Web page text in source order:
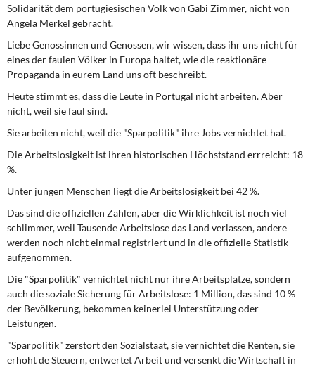
Kontakt
Solidarität dem portugiesischen Volk von Gabi Zimmer, nicht von
Angela Merkel gebracht.
Liebe Genossinnen und Genossen, wir wissen, dass ihr uns nicht für
eines der faulen Völker in Europa haltet, wie die reaktionäre
Propaganda in eurem Land uns oft beschreibt.
Heute stimmt es, dass die Leute in Portugal nicht arbeiten. Aber
nicht, weil sie faul sind.
Sie arbeiten nicht, weil die "Sparpolitik" ihre Jobs vernichtet hat.
Die Arbeitslosigkeit ist ihren historischen Höchststand errreicht: 18
%.
Unter jungen Menschen liegt die Arbeitslosigkeit bei 42 %.
Das sind die offiziellen Zahlen, aber die Wirklichkeit ist noch viel
schlimmer, weil Tausende Arbeitslose das Land verlassen, andere
werden noch nicht einmal registriert und in die offizielle Statistik
aufgenommen.
Die "Sparpolitik" vernichtet nicht nur ihre Arbeitsplätze, sondern
auch die soziale Sicherung für Arbeitslose: 1 Million, das sind 10 %
der Bevölkerung, bekommen keinerlei Unterstützung oder
Leistungen.
"Sparpolitik" zerstört den Sozialstaat, sie vernichtet die Renten, sie
erhöht de Steuern, entwertet Arbeit und versenkt die Wirtschaft in